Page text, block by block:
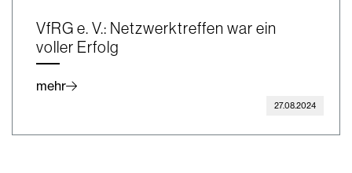
VfRG e. V.: Netzwerktreffen war ein
voller Erfolg
mehr
27.08.2024